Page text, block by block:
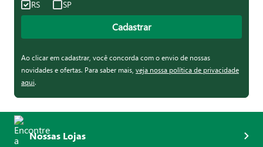
RS SP
Cadastrar
Ao clicar em cadastrar, você concorda com o envio de nossas
novidades e ofertas. Para saber mais, veja nossa política de privacidade
aqui.
Nossas Lojas